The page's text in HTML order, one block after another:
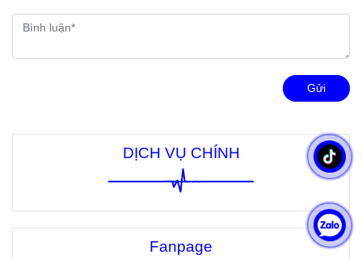
Gửi
DỊCH VỤ CHÍNH
Fanpage